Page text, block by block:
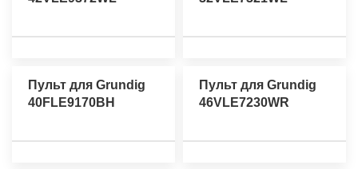
Пульт для Grundig
40FLE9170BH
Пульт для Grundig
46VLE7230WR